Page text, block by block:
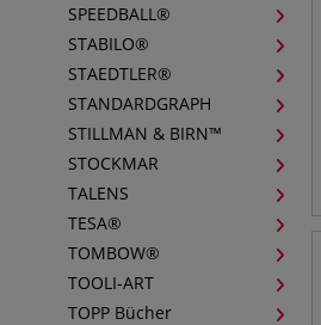
SPEEDBALL®
STABILO®
STAEDTLER®
STANDARDGRAPH
STILLMAN & BIRN™
STOCKMAR
TALENS
TESA®
TOMBOW®
TOOLI-ART
TOPP Bücher